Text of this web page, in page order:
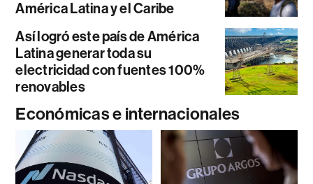
América Latina y el Caribe
Así logró este país de América
Latina generar toda su
electricidad con fuentes 100%
renovables
Económicas e internacionales